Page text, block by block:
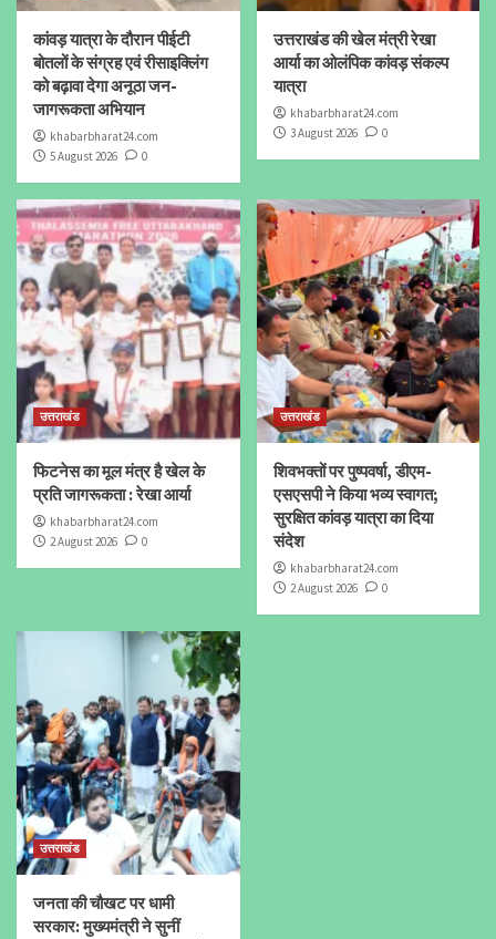
कांवड़ यात्रा के दौरान पीईटी
बोतलों के संग्रह एवं रीसाइक्लिंग
को बढ़ावा देगा अनूठा जन-
जागरूकता अभियान
khabarbharat24.com
5 August 2026
0
उत्तराखंड की खेल मंत्री रेखा
आर्या का ओलंपिक कांवड़ संकल्प
यात्रा
khabarbharat24.com
3 August 2026
0
उत्तराखंड
फिटनेस का मूल मंत्र है खेल के
प्रति जागरूकता : रेखा आर्या
khabarbharat24.com
2 August 2026
0
उत्तराखंड
शिवभक्तों पर पुष्पवर्षा, डीएम-
एसएसपी ने किया भव्य स्वागत;
सुरक्षित कांवड़ यात्रा का दिया
संदेश
khabarbharat24.com
2 August 2026
0
उत्तराखंड
जनता की चौखट पर धामी
सरकार: मुख्यमंत्री ने सुनीं